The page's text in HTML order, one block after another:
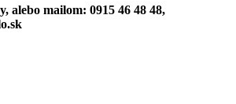
alebo mailom: 0915 46 48 48,